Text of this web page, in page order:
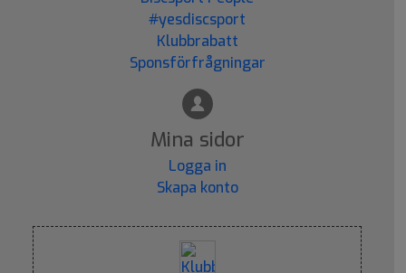
#yesdiscsport
Klubbrabatt
Sponsförfrågningar
Mina sidor
Logga in
Skapa konto